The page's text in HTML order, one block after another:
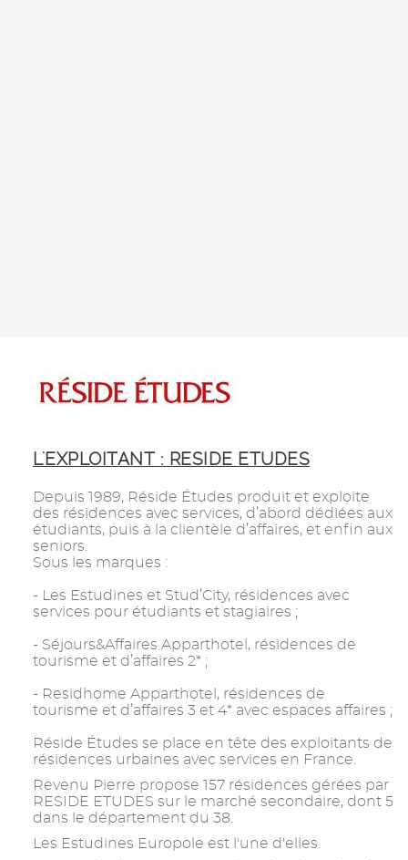
L'EXPLOITANT : RESIDE ETUDES
Depuis 1989, Réside Études produit et exploite
des résidences avec services, d’abord dédiées aux
étudiants, puis à la clientèle d’affaires, et enfin aux
seniors.
Sous les marques :
- Les Estudines et Stud’City, résidences avec
services pour étudiants et stagiaires ;
- Séjours&Affaires Apparthotel, résidences de
tourisme et d’affaires 2* ;
- Residhome Apparthotel, résidences de
tourisme et d’affaires 3 et 4* avec espaces affaires ;
Réside Études se place en tête des exploitants de
résidences urbaines avec services en France.
Revenu Pierre propose 157 résidences gérées par
RESIDE ETUDES sur le marché secondaire, dont 5
dans le département du 38.
Les Estudines Europole est l'une d'elles.